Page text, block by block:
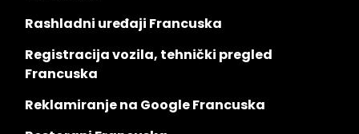
Rashladni uređaji Francuska
Registracija vozila, tehnički pregled
Francuska
Reklamiranje na Google Francuska